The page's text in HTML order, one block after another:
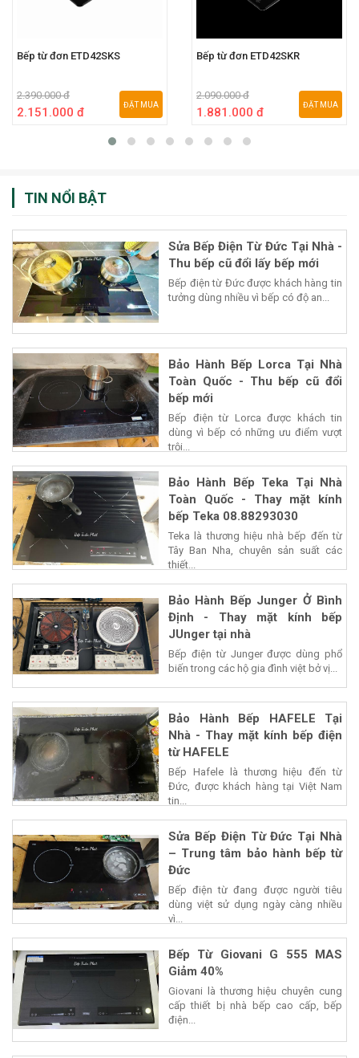
Bếp từ đơn ETD42SKS
2.390.000 đ
2.151.000 đ
ĐẶT MUA
Bếp từ đơn ETD42SKR
2.090.000 đ
1.881.000 đ
ĐẶT MUA
TIN NỔI BẬT
Sửa Bếp Điện Từ Đức Tại Nhà -
Thu bếp cũ đổi lấy bếp mới
Bếp điện từ Đức được khách hàng tin
tưởng dùng nhiều vì bếp có độ an...
Bảo Hành Bếp Lorca Tại Nhà
Toàn Quốc - Thu bếp cũ đổi
bếp mới
Bếp điện từ Lorca được khách tin
dùng vì bếp có những ưu điểm vượt
trội...
Bảo Hành Bếp Teka Tại Nhà
Toàn Quốc - Thay mặt kính
bếp Teka 08.88293030
Teka là thương hiệu nhà bếp đến từ
Tây Ban Nha, chuyên sản suất các
thiết...
Bảo Hành Bếp Junger Ở Bình
Định - Thay mặt kính bếp
JUnger tại nhà
Bếp điện từ Junger được dùng phổ
biến trong các hộ gia đình việt bở vị...
Bảo Hành Bếp HAFELE Tại
Nhà - Thay mặt kính bếp điện
từ HAFELE
Bếp Hafele là thương hiệu đến từ
Đức, được khách hàng tại Việt Nam
tin...
Sửa Bếp Điện Từ Đức Tại Nhà
– Trung tâm bảo hành bếp từ
Đức
Bếp điện từ đang được người tiêu
dùng việt sử dụng ngày càng nhiều
vì...
Bếp Từ Giovani G 555 MAS
Giảm 40%
Giovani là thương hiệu chuyên cung
cấp thiết bị nhà bếp cao cấp, bếp
điện...